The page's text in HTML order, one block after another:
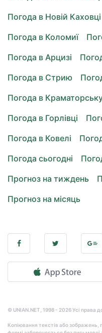
Погода в Новій Каховці
Погода в Коломиї
Погода в Арцизі
Погода в Стрию
Погода в
Погода в Горлівці
Погода в Ковелі
Погода сьогодні
Прогноз на тиждень
Прогноз на місяць
© UNIAN.NET, 1998 - 2026 Усі права
Копіювання текстів або зображень,